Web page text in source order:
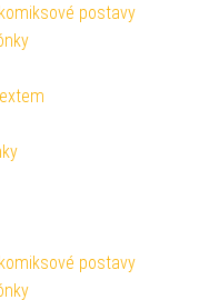
postavy
postavy